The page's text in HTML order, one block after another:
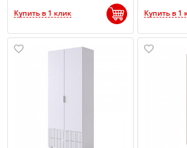
Купить в 1 клик Купить в 1